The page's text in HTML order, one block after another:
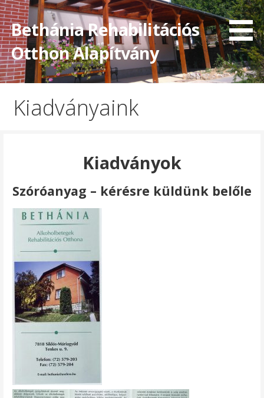
Skip
to
content
Bethánia Rehabilitációs
Otthon Alapítvány
Kiadványaink
Kiadványok
Szóróanyag – kérésre küldünk belőle